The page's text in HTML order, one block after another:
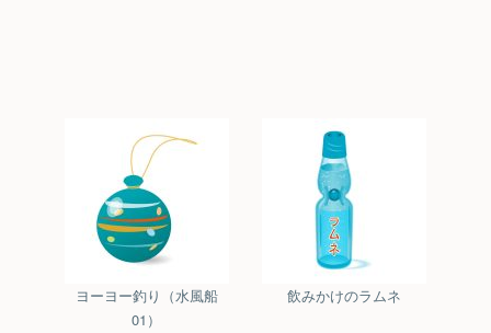
ヨーヨー釣り（水風船
01）
飲みかけのラムネ